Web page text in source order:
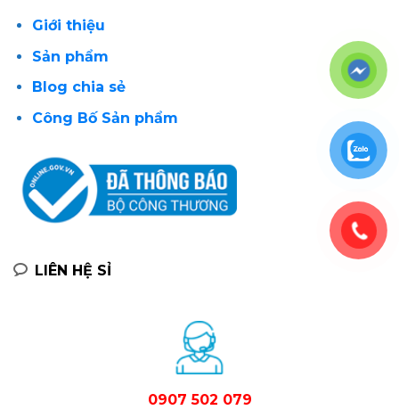
Giới thiệu
Sản phẩm
Blog chia sẻ
Công Bố Sản phẩm
LIÊN HỆ SỈ
0907 502 079